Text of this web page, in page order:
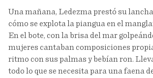
Una mañana, Ledezma prestó su
cómo se explota la piangua en el
En el bote, con la brisa del mar
mujeres cantaban composiciones
ritmo con sus palmas y bebían ron.
todo lo que se necesita para una faena